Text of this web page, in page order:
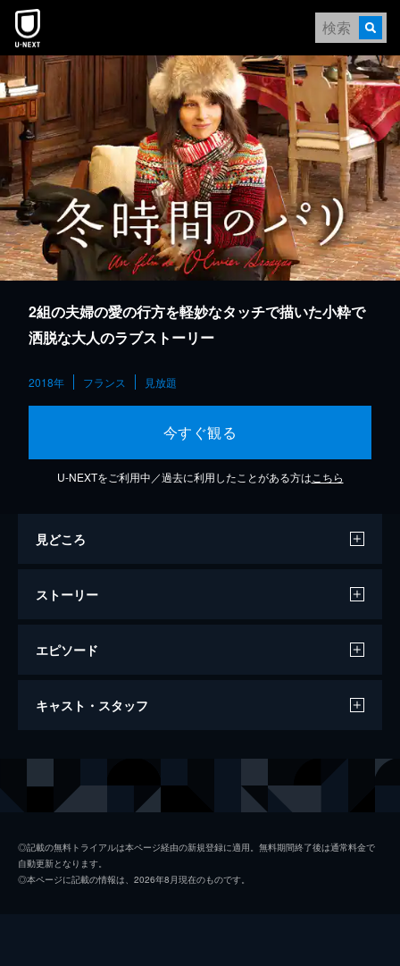
本文へスキップ
2組の夫婦の愛の行方を軽妙なタッチで描いた小粋で
洒脱な大人のラブストーリー
2018年 フランス 見放題
今すぐ観る
U-NEXTをご利用中／過去に利用したことがある方は こちら
見どころ
ストーリー
エピソード
冬時間のパリ
キャスト・スタッフ
アラン ギヨーム・カネ
◎記載の無料トライアルは本ページ経由の新規登録に適用。無料期間終了後は通常料金で
自動更新となります。
◎本ページに記載の情報は、2026年8月現在のものです。